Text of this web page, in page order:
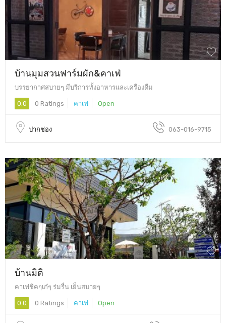
บ้านมุมสวนฟาร์มผัก&คาเฟ่
บรรยากาศสบายๆ มีบริการทั้งอาหารและเครื่องดื่ม
0.0 0 Ratings คาเฟ่ Open
ปากช่อง 063-016-9715
บ้านมิติ
คาเฟ่ชิคๆเก๋ๆ ร่มรื่น เย็นสบายๆ
0.0 0 Ratings คาเฟ่ Open